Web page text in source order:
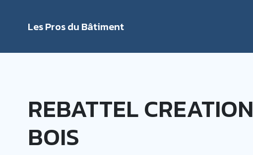
Les Pros du Bâtiment
REBATTEL CREATION
BOIS